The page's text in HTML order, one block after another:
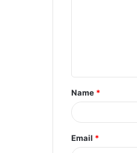
t
*
Name *
Email *